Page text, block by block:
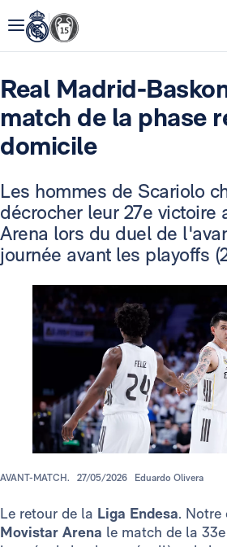
Real Madrid-
match de la phase
domicile
Les hommes de Scariolo
décrocher leur 27e victoire
Arena lors du duel de
journée avant les playoffs
AVANT-MATCH. 27/05/2026 Eduardo Olivera
Le retour de la Liga Endesa. Notre
Movistar Arena le match de la